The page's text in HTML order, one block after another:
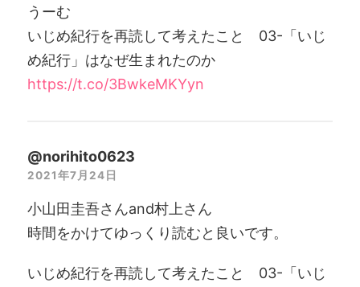
うーむ
いじめ紀行を再読して考えたこと 03-「いじ
め紀行」はなぜ生まれたのか
https://t.co/3BwkeMKYyn
@norihito0623
2021年7月24日
小山田圭吾さんand村上さん
時間をかけてゆっくり読むと良いです。
いじめ紀行を再読して考えたこと 03-「いじ